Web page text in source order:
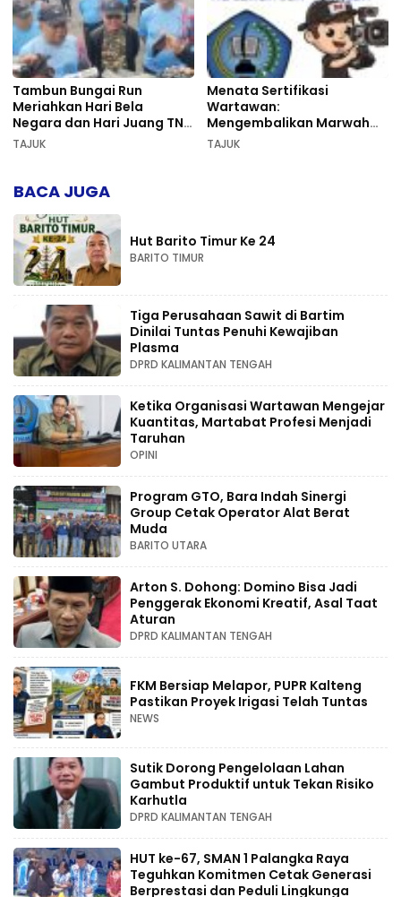
Tambun Bungai Run
Meriahkan Hari Bela
Negara dan Hari Juang TNI
AD di Palangka Raya
TAJUK
Menata Sertifikasi
Wartawan:
Mengembalikan Marwah
Pers dan Keadilan
TAJUK
BACA JUGA
Hut Barito Timur Ke 24
BARITO TIMUR
Tiga Perusahaan Sawit di Bartim
Dinilai Tuntas Penuhi Kewajiban
Plasma
DPRD KALIMANTAN TENGAH
Ketika Organisasi Wartawan Mengejar
Kuantitas, Martabat Profesi Menjadi
Taruhan
OPINI
Program GTO, Bara Indah Sinergi
Group Cetak Operator Alat Berat
Muda
BARITO UTARA
Arton S. Dohong: Domino Bisa Jadi
Penggerak Ekonomi Kreatif, Asal Taat
Aturan
DPRD KALIMANTAN TENGAH
FKM Bersiap Melapor, PUPR Kalteng
Pastikan Proyek Irigasi Telah Tuntas
NEWS
Sutik Dorong Pengelolaan Lahan
Gambut Produktif untuk Tekan Risiko
Karhutla
DPRD KALIMANTAN TENGAH
HUT ke-67, SMAN 1 Palangka Raya
Teguhkan Komitmen Cetak Generasi
Berprestasi dan Peduli Lingkunga